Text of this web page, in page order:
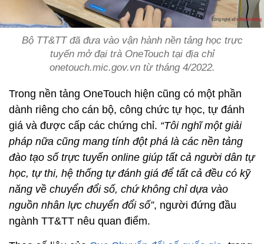
Bộ TT&TT đã đưa vào vận hành nền tảng học trực
tuyến mở đại trà OneTouch tại địa chỉ
onetouch.mic.gov.vn từ tháng 4/2022.
Trong nền tảng OneTouch hiện cũng có một phần
dành riêng cho cán bộ, công chức tự học, tự đánh
giá và được cấp các chứng chỉ. “Tôi nghĩ một giải
pháp nữa cũng mang tính đột phá là các nền tảng
đào tạo số trực tuyến online giúp tất cả người dân tự
học, tự thi, hệ thống tự đánh giá để tất cả đều có kỹ
năng về chuyển đổi số, chứ không chỉ dựa vào
nguồn nhân lực chuyển đổi số”, người đứng đầu
ngành TT&TT nêu quan điểm.